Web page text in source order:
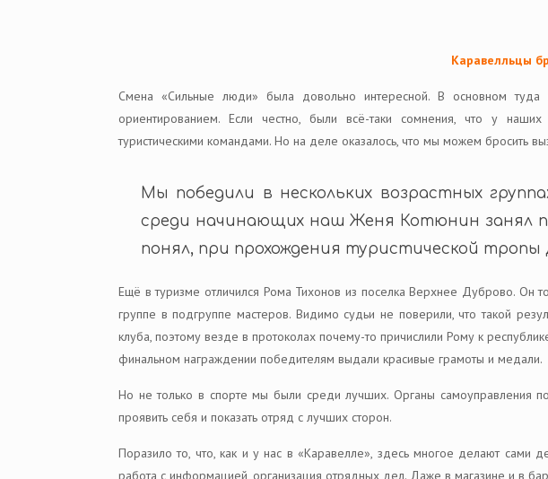
Каравелльцы
Смена «Сильные люди» была довольно интересной. В основном
ориентированием. Если честно, были всё-таки сомнения, что у
туристическими командами. Но на деле оказалось, что мы можем бросить
Мы победили в нескольких возрастных
среди начинающих наш Женя Котюнин занял
понял, при прохождения туристической
Ещё в туризме отличился Рома Тихонов из поселка Верхнее Дуброво. Он
группе в подгруппе мастеров. Видимо судьи не поверили, что такой
клуба, поэтому везде в протоколах почему-то причислили Рому к
финальном награждении победителям выдали красивые грамоты и медали.
Но не только в спорте мы были среди лучших. Органы самоуправления
проявить себя и показать отряд с лучших сторон.
Поразило то, что, как и у нас в «Каравелле», здесь многое делают сами
работа с информацией, организация отрядных дел. Даже в магазине и в